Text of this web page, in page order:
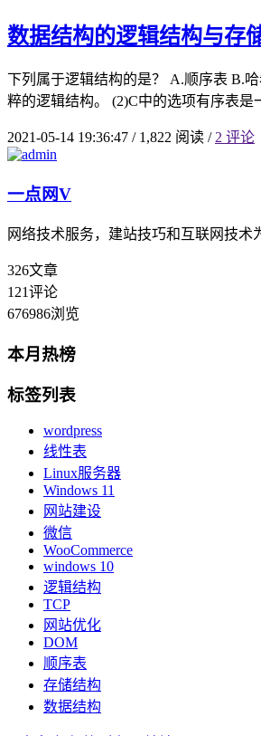
数据结构的逻辑结构与存
下列属于逻辑结构的是？ A.顺序表 B.
粹的逻辑结构。 (2)C中的选项有序表
2021-05-14 19:36:47 /1,822 阅读 / 2 评论
一点网V
网络技术服务，建站技巧和互联网技术
326文章
121评论
676986浏览
本月热榜
标签列表
wordpress
线性表
Linux服务器
Windows 11
网站建设
微信
WooCommerce
windows 10
逻辑结构
TCP
网站优化
DOM
顺序表
存储结构
数据结构